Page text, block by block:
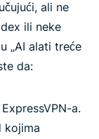
ali ne
ili neke
„AI alati treće
da:
a.
kojima